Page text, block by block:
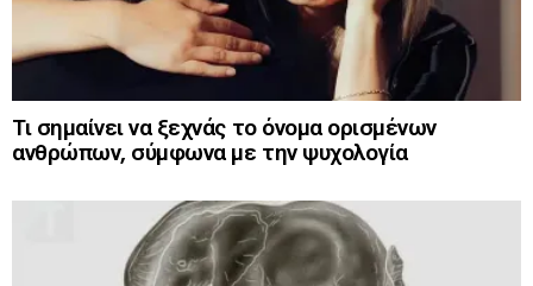
Τι σημαίνει να ξεχνάς το όνομα ορισμένων
ανθρώπων, σύμφωνα με την ψυχολογία